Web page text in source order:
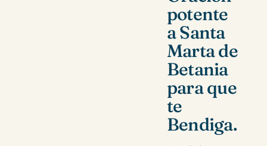
potente
a Santa
Marta de
Betania
para que
te
Bendiga.